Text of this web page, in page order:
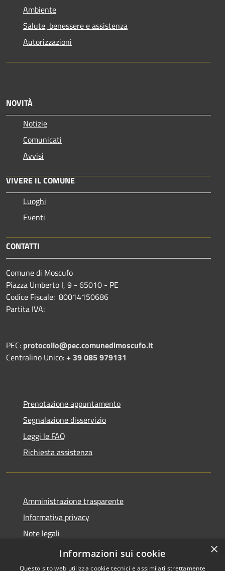
Ambiente
Salute, benessere e assistenza
Autorizzazioni
NOVITÀ
Notizie
Comunicati
Avvisi
VIVERE IL COMUNE
Luoghi
Eventi
CONTATTI
Comune di Moscufo
Piazza Umberto I, 9 - 65010 - PE
Codice Fiscale: 80014150686
Partita IVA:
PEC: protocollo@pec.comunedimoscufo.it
Centralino Unico:+ 39 085 979131
Prenotazione appuntamento
Segnalazione disservizio
Leggi le FAQ
Richiesta assistenza
Amministrazione trasparente
Informativa privacy
Note legali
Dichiarazione di accessibilità
×
Informazioni sui cookie
Questo sito web utilizza cookie tecnici e assimilati strettamente